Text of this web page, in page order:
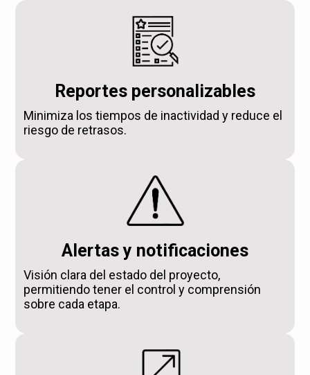
Reportes personalizables
Minimiza los tiempos de inactividad y reduce el
riesgo de retrasos.
Alertas y notificaciones
Visión clara del estado del proyecto,
permitiendo tener el control y comprensión
sobre cada etapa.